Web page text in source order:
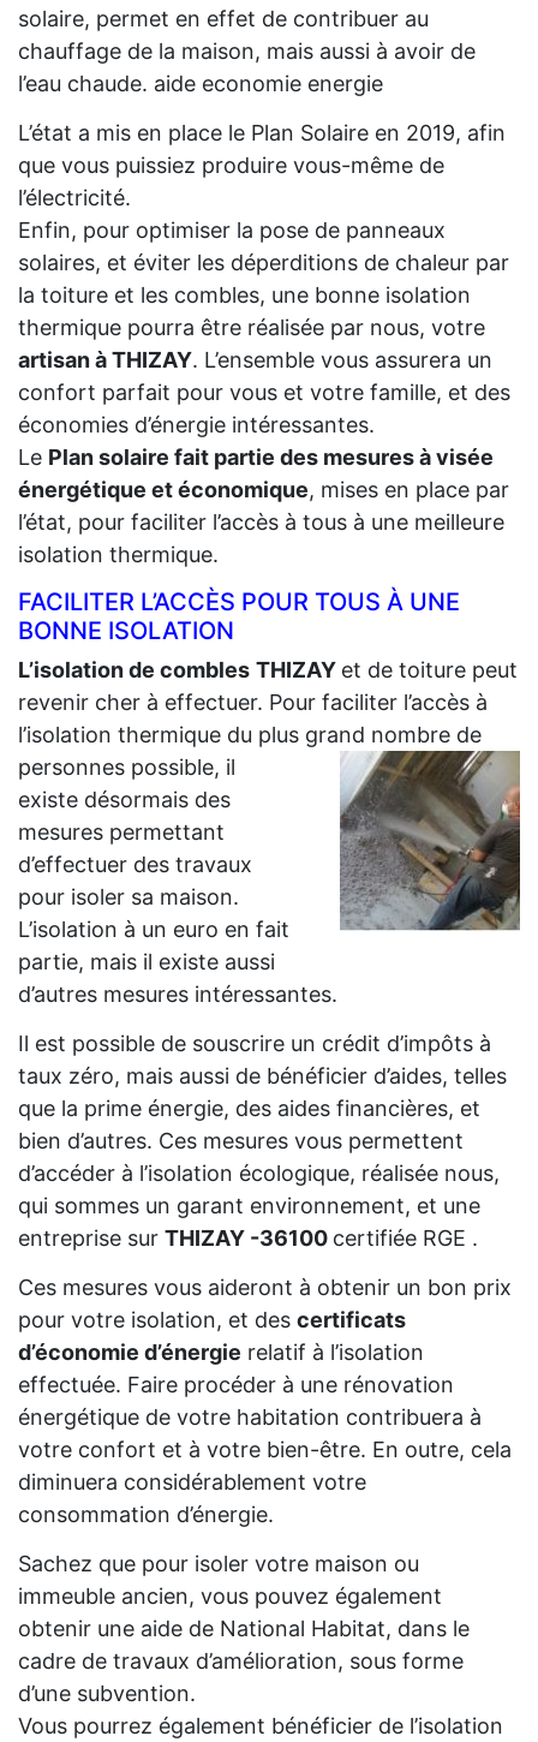
solaire, permet en effet de contribuer au
chauffage de la maison, mais aussi à avoir de
l’eau chaude. aide economie energie
L’état a mis en place le Plan Solaire en 2019, afin
que vous puissiez produire vous-même de
l’électricité.
Enfin, pour optimiser la pose de panneaux
solaires, et éviter les déperditions de chaleur par
la toiture et les combles, une bonne isolation
thermique pourra être réalisée par nous, votre
artisan à THIZAY. L’ensemble vous assurera un
confort parfait pour vous et votre famille, et des
économies d’énergie intéressantes.
Le Plan solaire fait partie des mesures à visée
énergétique et économique, mises en place par
l’état, pour faciliter l’accès à tous à une meilleure
isolation thermique.
FACILITER L’ACCÈS POUR TOUS À UNE
BONNE ISOLATION
L’isolation de combles THIZAY et de toiture peut
revenir cher à effectuer. Pour faciliter l’accès à
l’isolation thermique du plus grand nombre de
personnes possible, il
existe désormais des
mesures permettant
d’effectuer des travaux
pour isoler sa maison.
L’isolation à un euro en fait
partie, mais il existe aussi
d’autres mesures intéressantes.
Il est possible de souscrire un crédit d’impôts à
taux zéro, mais aussi de bénéficier d’aides, telles
que la prime énergie, des aides financières, et
bien d’autres. Ces mesures vous permettent
d’accéder à l’isolation écologique, réalisée nous,
qui sommes un garant environnement, et une
entreprise sur THIZAY -36100 certifiée RGE .
Ces mesures vous aideront à obtenir un bon prix
pour votre isolation, et des certificats
d’économie d’énergie relatif à l’isolation
effectuée. Faire procéder à une rénovation
énergétique de votre habitation contribuera à
votre confort et à votre bien-être. En outre, cela
diminuera considérablement votre
consommation d’énergie.
Sachez que pour isoler votre maison ou
immeuble ancien, vous pouvez également
obtenir une aide de National Habitat, dans le
cadre de travaux d’amélioration, sous forme
d’une subvention.
Vous pourrez également bénéficier de l’isolation